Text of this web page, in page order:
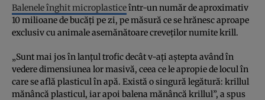
Balenele înghit microplasticeîntr-un număr de aproximativ
10 milioane de bucăți pe zi, pe măsură ce se hrănesc aproape
exclusiv cu animale asemănătoare creveților numite krill.
„Sunt mai jos în lanțul trofic decât v-ați aștepta având în
vedere dimensiunea lor masivă, ceea ce le apropie de locul în
care se află plasticul în apă. Există o singură legătură: krillul
mănâncă plasticul, iar apoi balena mănâncă krillul”, a spus